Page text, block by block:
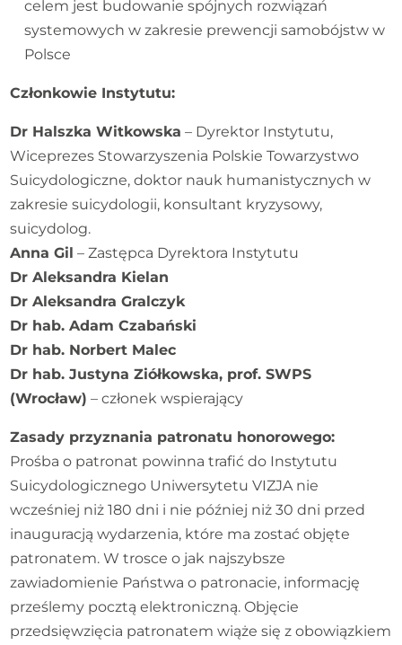
celem jest budowanie spójnych rozwiązań
systemowych w zakresie prewencji samobójstw w
Polsce
Członkowie Instytutu:
Dr Halszka Witkowska – Dyrektor Instytutu,
Wiceprezes Stowarzyszenia Polskie Towarzystwo
Suicydologiczne, doktor nauk humanistycznych w
zakresie suicydologii, konsultant kryzysowy,
suicydolog.
Anna Gil – Zastępca Dyrektora Instytutu
Dr Aleksandra Kielan
Dr Aleksandra Gralczyk
Dr hab. Adam Czabański
Dr hab. Norbert Malec
Dr hab. Justyna Ziółkowska, prof. SWPS
(Wrocław) – członek wspierający
Zasady przyznania patronatu honorowego:
Prośba o patronat powinna trafić do Instytutu
Suicydologicznego Uniwersytetu VIZJA nie
wcześniej niż 180 dni i nie później niż 30 dni przed
inauguracją wydarzenia, które ma zostać objęte
patronatem. W trosce o jak najszybsze
zawiadomienie Państwa o patronacie, informację
prześlemy pocztą elektroniczną. Objęcie
przedsięwzięcia patronatem wiąże się z obowiązkiem